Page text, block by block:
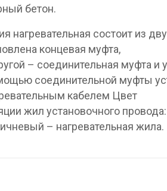
бетон.
нагревательная состоит из
концевая муфта,
– соединительная муфта и
соединительной муфты
кабелем Цвет
жил установочного
– нагревательная жила.